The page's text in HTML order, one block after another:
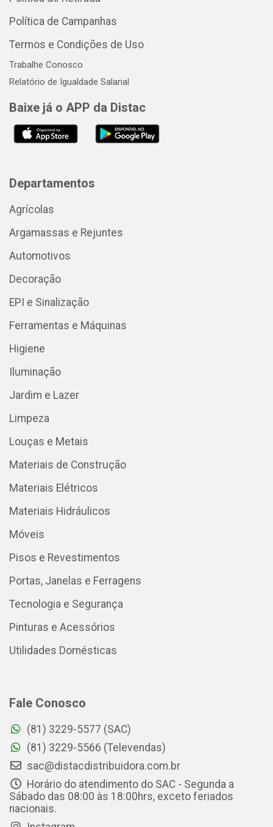
Política de Campanhas
Termos e Condições de Uso
Trabalhe Conosco
Relatório de Igualdade Salarial
Baixe já o APP da Distac
Departamentos
Agrícolas
Argamassas e Rejuntes
Automotivos
Decoração
EPI e Sinalização
Ferramentas e Máquinas
Higiene
Iluminação
Jardim e Lazer
Limpeza
Louças e Metais
Materiais de Construção
Materiais Elétricos
Materiais Hidráulicos
Móveis
Pisos e Revestimentos
Portas, Janelas e Ferragens
Tecnologia e Segurança
Pinturas e Acessórios
Utilidades Domésticas
Fale Conosco
(81) 3229-5577 (SAC)
(81) 3229-5566 (Televendas)
sac@distacdistribuidora.com.br
Horário do atendimento do SAC - Segunda a
Sábado das 08:00 às 18:00hrs, exceto feriados
nacionais.